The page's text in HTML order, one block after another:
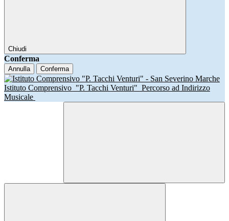
Chiudi
Conferma
Annulla Conferma
Istituto Comprensivo "P. Tacchi Venturi" Percorso ad Indirizzo
Musicale